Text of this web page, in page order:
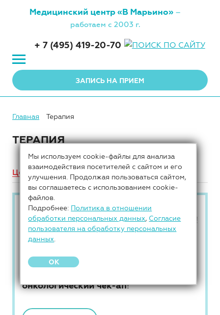
Медицинский центр«В Марьино» –
работаем с 2003 г.
+ 7 (495) 419-20-70
ЗАПИСЬ НА ПРИЕМ
Главная Терапия
ТЕРАПИЯ
ЦеныВрачиАдрес
Отличная возможность пройти
комплексные обследования со скидкой!
До 31 августа
комплексную
онкологический чек-ап!
Мы используем cookie-файлы для анализа
взаимодействия посетителей с сайтом и его
улучшения. Продолжая пользоваться сайтом,
вы соглашаетесь с использованием cookie-
файлов.
Подробнее: Политика в отношении
обработки персональных данных, Согласие
пользователя на обработку персональных
данных
OK